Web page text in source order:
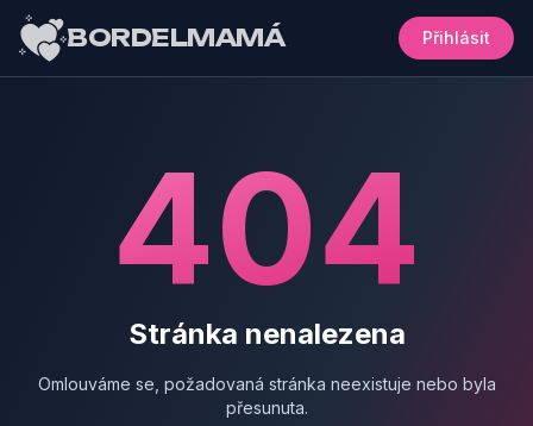
BORDELMAMÁ Přihlásit
404
Stránka nenalezena
Omlouváme se, požadovaná stránka neexistuje nebo byla
přesunuta.